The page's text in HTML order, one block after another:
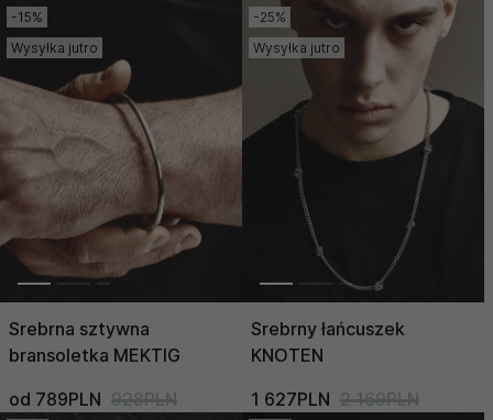
-15%
Wysyłka jutro
Srebrna sztywna
bransoletka MEKTIG
od 789PLN 928PLN
-25%
Wysyłka jutro
Srebrny łańcuszek
KNOTEN
1 627PLN 2 169PLN